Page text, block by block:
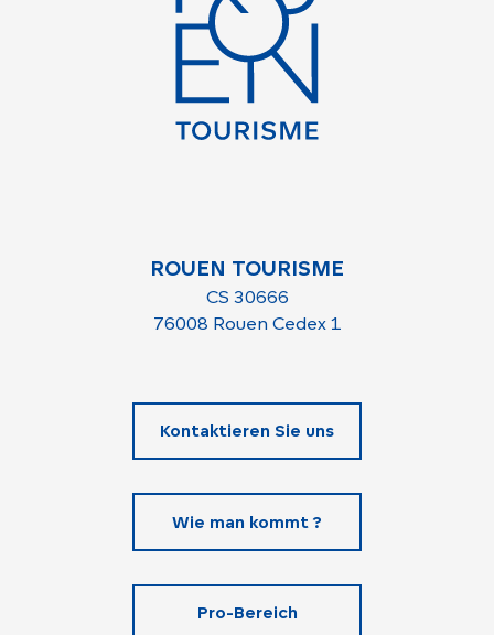
ROUEN TOURISME
CS 30666
76008 Rouen Cedex 1
Kontaktieren Sie uns
Wie man kommt ?
Pro-Bereich